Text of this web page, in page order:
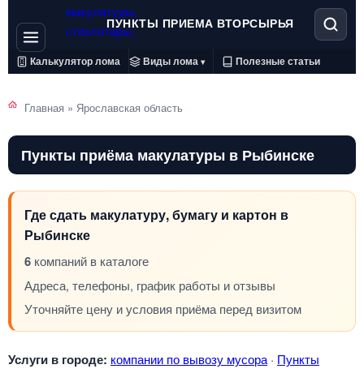
ПУНКТЫ ПРИЕМА ВТОРСЫРЬЯ
Калькулятор лома Виды лома ▾ Полезные статьи
Главная » Ярославская область
Пункты приёма макулатуры в Рыбинске
Где сдать макулатуру, бумагу и картон в
Рыбинске
6 компаний в каталоге
Адреса, телефоны, график работы и отзывы
Уточняйте цену и условия приёма перед визитом
Услуги в городе: компании по вывозу мусора · Пункты